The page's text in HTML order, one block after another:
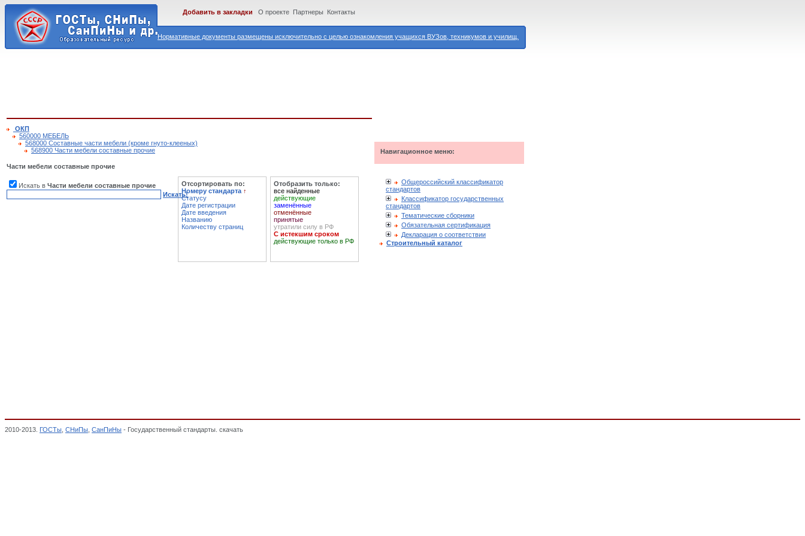
Нормативные документы размещены исключительно с целью ознакомления учащихся ВУЗов, техникумов и училищ.
Добавить в закладки О проекте Партнеры Контакты
ОКП
560000 МЕБЕЛЬ
568000 Составные части мебели (кроме гнуто-клееных)
568900 Части мебели составные прочие
Части мебели составные прочие
Искать в Части мебели составные прочие
Искать!
Отсортировать по:
Номеру стандарта ↑
Статусу
Дате регистрации
Дате введения
Названию
Количеству страниц
Отобразить только:
все найденные
действующие
заменённые
отменённые
принятые
утратили силу в РФ
С истекшим сроком
действующие только в РФ
Навигационное меню:
Общероссийский классификатор
стандартов
Классификатор государственных
стандартов
Тематические сборники
Обязательная сертификация
Декларация о соответствии
Строительный каталог
2010-2013. ГОСТы СНиПы СанПиНы - Государственный стандарты. скачать